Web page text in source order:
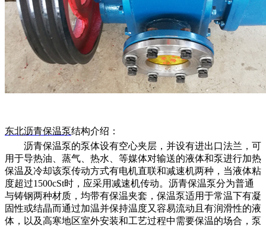
东北沥青保温泵结构介绍：
沥青保温泵的泵体设有空心夹层，并设有进出口法兰，可
用于导热油、蒸气、热水、等媒体对输送的液体和泵进行加热
保温及冷却该泵传动方式有电机直联和减速机两种，当液体粘
度超过1500cSt时，应采用减速机传动。沥青保温泵分为普通
与铸钢两种材质，均带有保温夹套，保温泵适用于常温下有凝
固性或结晶而通过加温并保持温度又容易流动且有润滑性的液
体，以及高寒地区室外安装和工艺过程中需要保温的场合，泵